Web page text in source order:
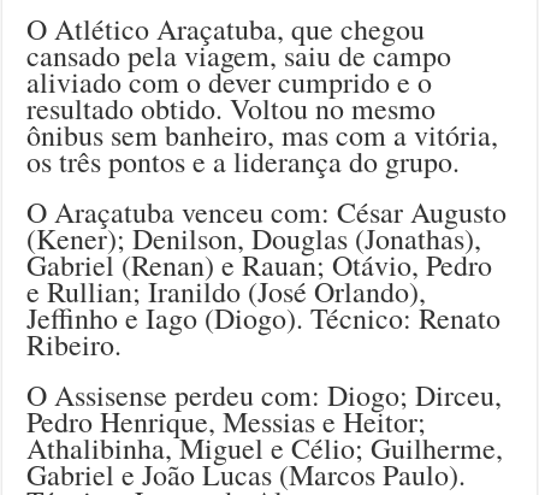
O Atlético Araçatuba, que chegou
cansado pela viagem, saiu de campo
aliviado com o dever cumprido e o
resultado obtido. Voltou no mesmo
ônibus sem banheiro, mas com a vitória,
os três pontos e a liderança do grupo.
O Araçatuba venceu com: César Augusto
(Kener); Denilson, Douglas (Jonathas),
Gabriel (Renan) e Rauan; Otávio, Pedro
e Rullian; Iranildo (José Orlando),
Jeffinho e Iago (Diogo). Técnico: Renato
Ribeiro.
O Assisense perdeu com: Diogo; Dirceu,
Pedro Henrique, Messias e Heitor;
Athalibinha, Miguel e Célio; Guilherme,
Gabriel e João Lucas (Marcos Paulo).